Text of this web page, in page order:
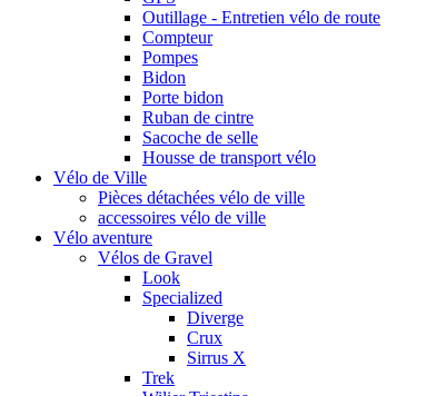
Outillage - Entretien vélo de route
Compteur
Pompes
Bidon
Porte bidon
Ruban de cintre
Sacoche de selle
Housse de transport vélo
Vélo de Ville
Pièces détachées vélo de ville
accessoires vélo de ville
Vélo aventure
Vélos de Gravel
Look
Specialized
Diverge
Crux
Sirrus X
Trek